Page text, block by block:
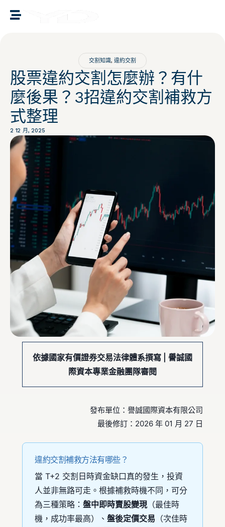
交割知識,違約交割
股票違約交割怎麼辦？有什
麼後果？3招違約交割補救方
式整理
2 12 月, 2025
依據國家有價證券交易法律體系撰寫 | 譽誠國
際資本專業金融團隊審閱
發布單位：譽誠國際資本有限公司
最後修訂：2026 年 01 月 27 日
違約交割補救方法有哪些？
當 T+2 交割日時資金缺口真的發生，投資
人並非無路可走。根據補救時機不同，可分
為三種策略： 盤中即時賣股變現（最佳時
機，成功率最高）、 盤後定價交易 （次佳時